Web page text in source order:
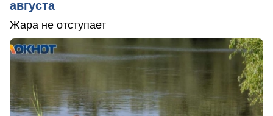
августа
Жара не отступает